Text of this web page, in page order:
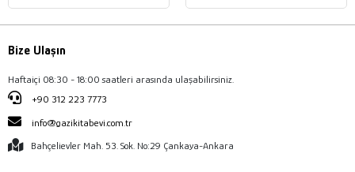
Bize Ulaşın
Haftaiçi 08:30 - 18:00 saatleri arasında ulaşabilirsiniz.
+90 312 223 7773
info@gazikitabevi.com.tr
Bahçelievler Mah. 53. Sok. No:29 Çankaya-Ankara